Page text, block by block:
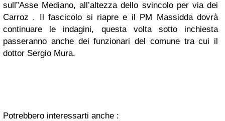
sull”Asse Mediano, all’altezza dello svincolo per via dei
Carroz . Il fascicolo si riapre e il PM Massidda dovrà
continuare le indagini, questa volta sotto inchiesta
passeranno anche dei funzionari del comune tra cui il
dottor Sergio Mura.
Potrebbero interessarti anche :